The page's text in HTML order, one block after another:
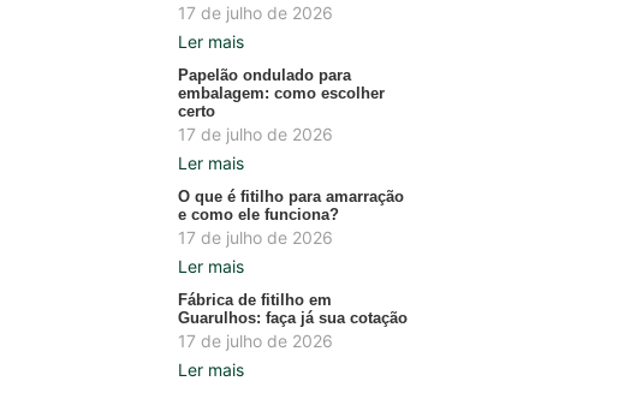
17 de julho de 2026
Ler mais
Papelão ondulado para
embalagem: como escolher
certo
17 de julho de 2026
Ler mais
O que é fitilho para amarração
e como ele funciona?
17 de julho de 2026
Ler mais
Fábrica de fitilho em
Guarulhos: faça já sua cotação
17 de julho de 2026
Ler mais